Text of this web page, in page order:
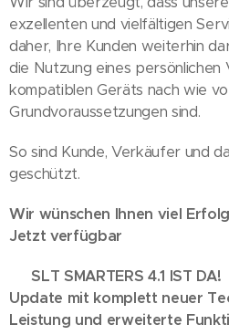
exzellenten und vielfältigen
daher, Ihre Kunden weiterhin
die Nutzung eines persönlichen
kompatiblen Geräts nach wie
Grundvoraussetzungen sind.
So sind Kunde, Verkäufer und
geschützt.
Wir wünschen Ihnen viel
Jetzt verfügbar
🎉 SLT SMARTERS 4.1 IST
Update mit komplett neuer
Leistung und erweiterte